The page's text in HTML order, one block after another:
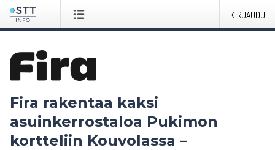
KIRJAUDU
Fira rakentaa kaksi
asuinkerrostaloa Pukimon
kortteliin Kouvolassa –